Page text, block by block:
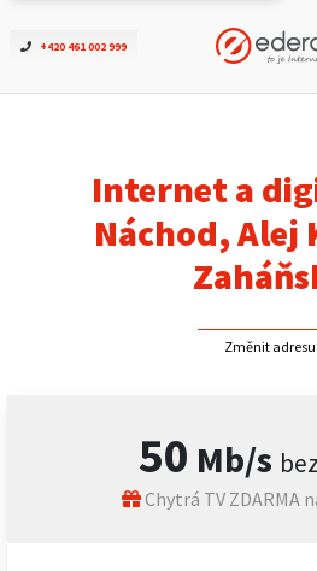
+420 461 002 999
Ověřit dostupnost
ČEZNET TV
Internet a
Náchod, Alej
Změnit adresu
50 Mb/s
Chytrá TV ZDARMA